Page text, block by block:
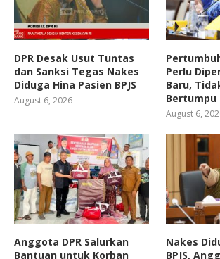
DPR Desak Usut Tuntas
dan Sanksi Tegas Nakes
Diduga Hina Pasien BPJS
August 6, 2026
Perlu
Baru,
Bertumpu
August 6,
Anggota DPR Salurkan
Bantuan untuk Korban
Nakes
BPJS,